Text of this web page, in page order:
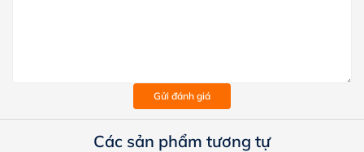
Gửi đánh giá
Các sản phẩm tương tự